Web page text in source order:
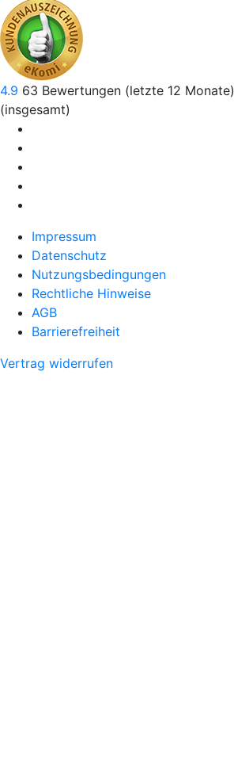
4.9 63 Bewertungen (letzte 12 Monate)
(insgesamt)
Impressum
Datenschutz
Nutzungsbedingungen
Rechtliche Hinweise
AGB
Barrierefreiheit
Vertrag widerrufen